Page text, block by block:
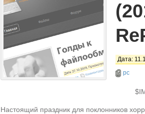
Дата:
pc
Настоящий праздник для поклонников